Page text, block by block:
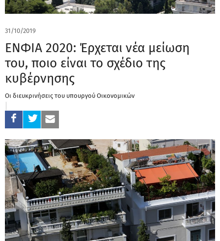
31/10/2019
ΕΝΦΙΑ 2020: Έρχεται νέα μείωση
του, ποιο είναι το σχέδιο της
κυβέρνησης
Οι διευκρινήσεις του υπουργού Οικονομικών